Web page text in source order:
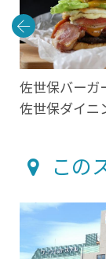
佐世保バーガ
佐世保ダイニ
この